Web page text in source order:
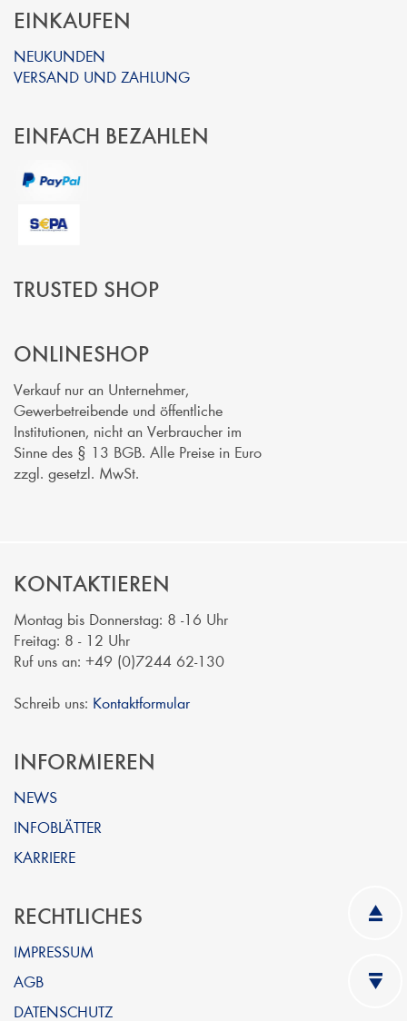
EINKAUFEN
NEUKUNDEN
VERSAND UND ZAHLUNG
EINFACH BEZAHLEN
TRUSTED SHOP
ONLINESHOP
Verkauf nur an Unternehmer,
Gewerbetreibende und öffentliche
Institutionen, nicht an Verbraucher im
Sinne des § 13 BGB. Alle Preise in Euro
zzgl. gesetzl. MwSt.
KONTAKTIEREN
Montag bis Donnerstag: 8 -16 Uhr
Freitag: 8 - 12 Uhr
Ruf uns an: +49 (0)7244 62-130
Schreib uns: Kontaktformular
INFORMIEREN
NEWS
INFOBLÄTTER
KARRIERE
RECHTLICHES
IMPRESSUM
AGB
DATENSCHUTZ